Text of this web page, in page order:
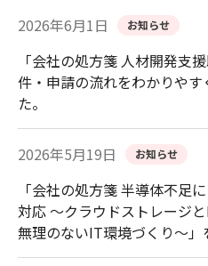
2026年6月1日 お知らせ
「会社の処方箋 人材開発支
件・申請の流れをわかりや
た。
2026年5月19日 お知らせ
「会社の処方箋 半導体不足
対応 ～クラウドストレージ
無理のないIT環境づくり～」